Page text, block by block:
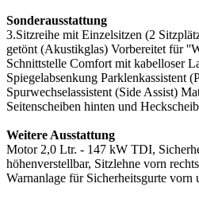
Sonderausstattung
3.Sitzreihe mit Einzelsitzen (2
getönt (Akustikglas) Vorbereitet für
Schnittstelle Comfort mit kabelloser
Spiegelabsenkung
Spurwechselassistent (Side Assist)
Seitenscheiben hinten und
Weitere Ausstattung
Motor 2,0 Ltr. - 147 kW TDI,
höhenverstellbar, Sitzlehne vorn
Warnanlage für Sicherheitsgurte